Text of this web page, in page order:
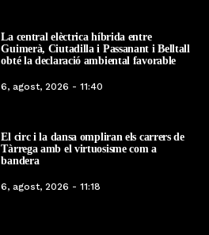
La central elèctrica híbrida entre
Guimerà, Ciutadilla i Passanant i Belltall
obté la declaració ambiental favorable
6, agost, 2026 - 11:40
El circ i la dansa ompliran els carrers de
Tàrrega amb el virtuosisme com a
bandera
6, agost, 2026 - 11:18